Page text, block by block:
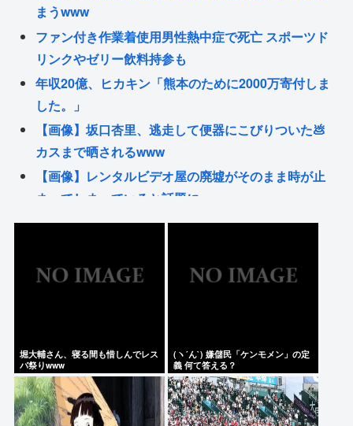
まうwww
ファン付き作業着使用男性熱中症で死亡 スポーツド
リンクやゼリー飲料持参も
年収20億、ヒカキン「熊本のために2000万寄付しま
した。」
【画像】坂口杏里、逃走して便器にこびりついた💩
カスまで晒されるwww
【画像】レンタルビデオ屋の廃墟がそのまま時が止
まってしまっていると話題に
言うほど凄いか？っていう人物または有名人ってい
「職場の同僚とセクロスしたことがあるケンモメ
Powered by livedoor 相互RSS
堀大輔さん、寝る間も惜しんでレス
バ祭りwww
(ヽ´ん`) 嫌儲民「ケンモメン」の定
義 何て答える？